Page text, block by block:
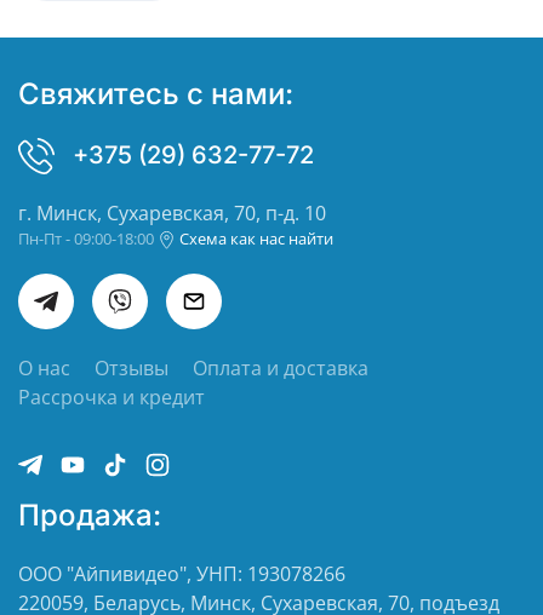
Свяжитесь с нами:
+375 (29) 632-77-72
г. Минск, Сухаревская, 70, п-д. 10
Пн-Пт - 09:00-18:00 Схема как нас найти
О нас Отзывы
Оплата и доставка
Рассрочка и кредит
Продажа:
ООО "Айпивидео", УНП: 193078266
220059, Беларусь, Минск, Сухаревская, 70, подъезд